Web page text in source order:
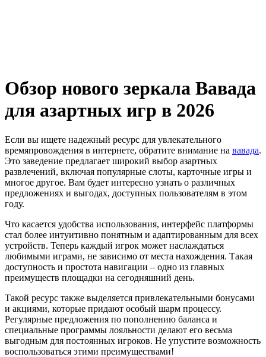
Обзор нового зеркала Вавада
для азартных игр в 2026
Если вы ищете надежный ресурс для увлекательного
времяпровождения в интернете, обратите внимание на вавада.
Это заведение предлагает широкий выбор азартных
развлечений, включая популярные слоты, карточные игры и
многое другое. Вам будет интересно узнать о различных
предложениях и выгодах, доступных пользователям в этом
году.
Что касается удобства использования, интерфейс платформы
стал более интуитивно понятным и адаптированным для всех
устройств. Теперь каждый игрок может наслаждаться
любимыми играми, не зависимо от места нахождения. Такая
доступность и простота навигации – одно из главных
преимуществ площадки на сегодняшний день.
Такой ресурс также выделяется привлекательными бонусами
и акциями, которые придают особый шарм процессу.
Регулярные предложения по пополнению баланса и
специальные программы лояльности делают его весьма
выгодным для постоянных игроков. Не упустите возможность
воспользоваться этими преимуществами!